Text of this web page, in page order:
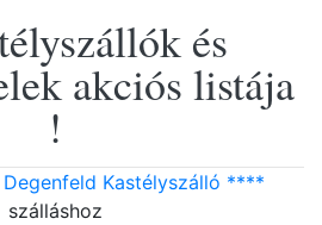
és
akciós listája
!
Kastélyszálló ****
szálláshoz